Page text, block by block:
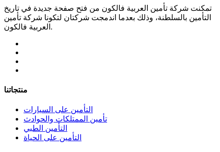
تمكنت شركة تأمين العربية فالكون من فتح صفحة جديدة في تاريخ
التأمين بالسلطنة، وذلك بعدما اندمجت شركتان لتكونا شركة تأمين
العربية فالكون.
منتجاتنا
التأمين على السيارات
تأمين الممتلكات والحوادث
التأمين الطبي
التأمين على الحياة